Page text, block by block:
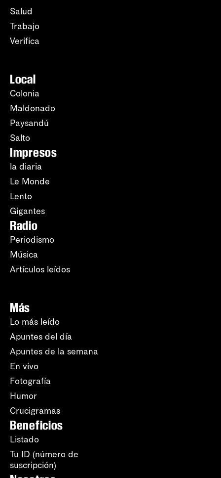
Salud
Trabajo
Verifica
Local
Colonia
Maldonado
Paysandú
Salto
Impresos
la diaria
Le Monde
Lento
Gigantes
Radio
Periodismo
Música
Artículos leídos
Más
Lo más leído
Apuntes del día
Apuntes de la semana
En vivo
Fotografía
Humor
Crucigramas
Beneficios
Listado
Tu ID (número de
suscripción)